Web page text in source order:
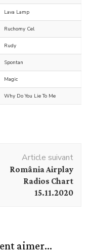
Lava Lamp
Ruchomy Cel
Rudy
Spontan
Magic
Why Do You Lie To Me
Article suivant
România Airplay
Radios Chart
15.11.2020
aimer...